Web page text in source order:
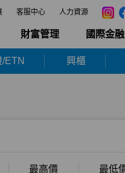
客服中心 人力資源
財富管理 國際金融
ETN 興櫃